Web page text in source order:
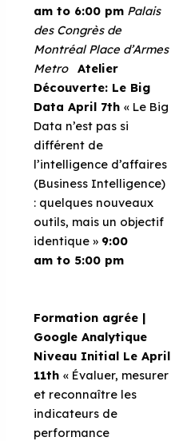
am to 6:00 pm Palais
des Congrès de
Montréal Place d’Armes
Metro
Atelier
Découverte: Le Big
DataApril 7th« Le Big
Data n’est pas si
différent de
l’intelligence d’affaires
(Business Intelligence)
: quelques nouveaux
outils, mais un objectif
identique » 9:00
am to 5:00 pm
Formation agrée |
Google Analytique
Niveau Initial Le April
11th « Évaluer, mesurer
et reconnaître les
indicateurs de
performance